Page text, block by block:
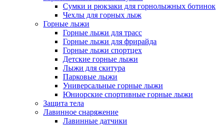
Сумки и рюкзаки для горнолыжных ботинок
Чехлы для горных лыж
Горные лыжи
Горные лыжи для трасс
Горные лыжи для фрирайда
Горные лыжи спортцех
Детские горные лыжи
Лыжи для скитура
Парковые лыжи
Универсальные горные лыжи
Юниорские спортивные горные лыжи
Защита тела
Лавинное снаряжение
Лавинные датчики